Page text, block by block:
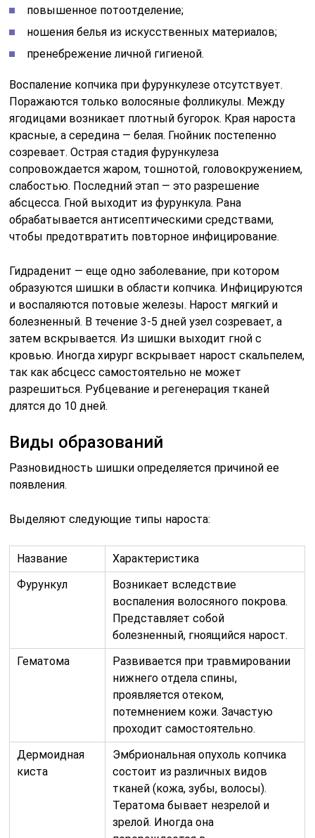
повышенное потоотделение;
ношения белья из искусственных материалов;
пренебрежение личной гигиеной.
Воспаление копчика при фурункулезе отсутствует.
Поражаются только волосяные фолликулы. Между
ягодицами возникает плотный бугорок. Края нароста
красные, а середина — белая. Гнойник постепенно
созревает. Острая стадия фурункулеза
сопровождается жаром, тошнотой, головокружением,
слабостью. Последний этап — это разрешение
абсцесса. Гной выходит из фурункула. Рана
обрабатывается антисептическими средствами,
чтобы предотвратить повторное инфицирование.
Гидраденит — еще одно заболевание, при котором
образуются шишки в области копчика. Инфицируются
и воспаляются потовые железы. Нарост мягкий и
болезненный. В течение 3-5 дней узел созревает, а
затем вскрывается. Из шишки выходит гной с
кровью. Иногда хирург вскрывает нарост скальпелем,
так как абсцесс самостоятельно не может
разрешиться. Рубцевание и регенерация тканей
длятся до 10 дней.
Виды образований
Разновидность шишки определяется причиной ее
появления.
Выделяют следующие типы нароста:
Название
Характеристика
Фурункул
Возникает вследствие
воспаления волосяного покрова.
Представляет собой
болезненный, гноящийся нарост.
Гематома
Развивается при травмировании
нижнего отдела спины,
проявляется отеком,
потемнением кожи. Зачастую
проходит самостоятельно.
Дермоидная
киста
Эмбриональная опухоль копчика
состоит из различных видов
тканей (кожа, зубы, волосы).
Тератома бывает незрелой и
зрелой. Иногда она